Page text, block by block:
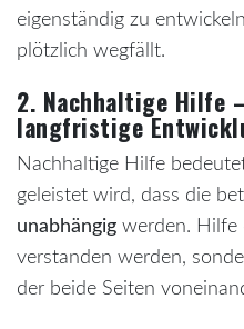
eigenständig zu
plötzlich wegfällt.
2. Nachhaltige Hilfe
langfristige
Nachhaltige Hilfe
geleistet wird, dass die
unabhängig werden. Hilfe
verstanden werden,
der beide Seiten